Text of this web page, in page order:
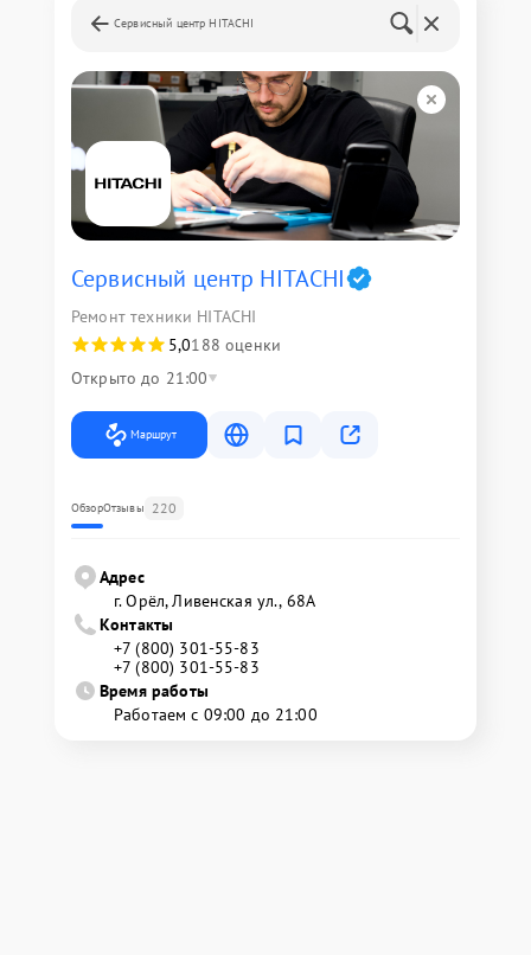
Сервисный центр HITACHI
Сервисный центр HITACHI
Ремонт техники HITACHI
5,0188 оценки
Открыто до 21:00
Маршрут
ОбзорОтзывы 220
Адрес
г. Орёл, Ливенская ул., 68А
Контакты
+7 (800) 301-55-83
+7 (800) 301-55-83
Время работы
Работаем с 09:00 до 21:00